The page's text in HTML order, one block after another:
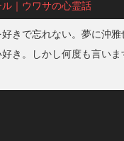
｜ウワサの心霊話
きで忘れない。夢に沖
き。しかし何度も言い